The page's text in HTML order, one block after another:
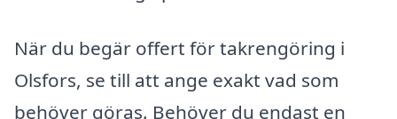
När du begär offert för takrengöring i
Olsfors, se till att ange exakt vad som
behöver göras. Behöver du endast en